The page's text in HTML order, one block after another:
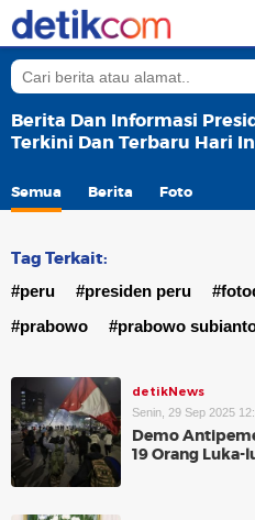
Berita Dan Informasi
Terkini Dan Terbaru Hari
Semua Berita Foto
Tag Terkait:
#peru #presiden peru
#prabowo
#prabowo
detikNews
Senin, 29 Sep 2025
Demo
19 Orang Luka-